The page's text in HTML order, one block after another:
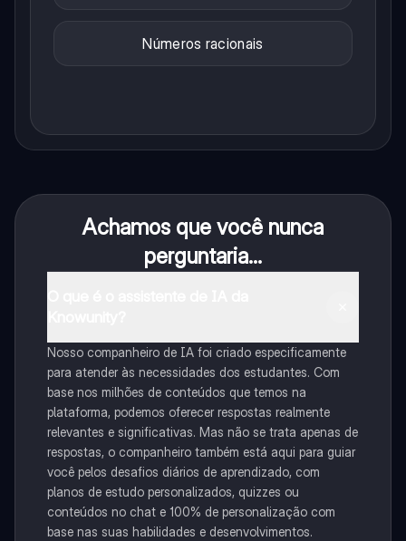
Números racionais
Achamos que você nunca
perguntaria...
Nosso companheiro de IA foi criado especificamente
para atender às necessidades dos estudantes. Com
base nos milhões de conteúdos que temos na
plataforma, podemos oferecer respostas realmente
relevantes e significativas. Mas não se trata apenas de
respostas, o companheiro também está aqui para guiar
você pelos desafios diários de aprendizado, com
planos de estudo personalizados, quizzes ou
conteúdos no chat e 100% de personalização com
base nas suas habilidades e desenvolvimentos.